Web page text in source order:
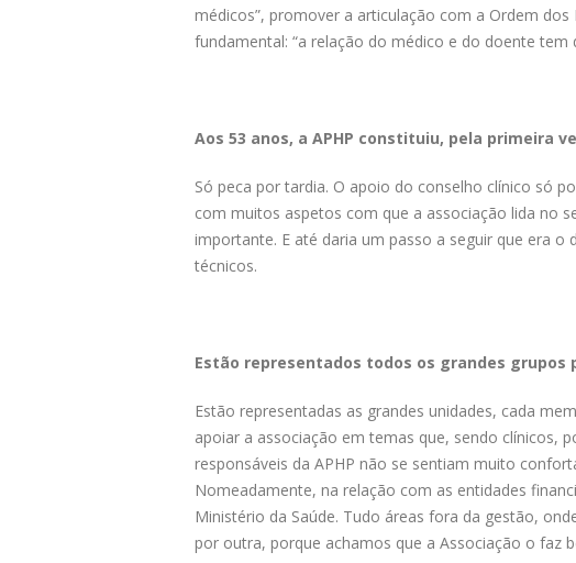
médicos”, promover a articulação com a Ordem
fundamental: “a relação do médico e do doente tem
Aos 53 anos, a APHP constituiu, pela primeira
Só peca por tardia. O apoio do conselho clínico só
com muitos aspetos com que a associação lida no
importante. E até daria um passo a seguir que era
técnicos.
Estão representados todos os grandes grupos
Estão representadas as grandes unidades, cada
apoiar a associação em temas que, sendo clínicos,
responsáveis da APHP não se sentiam muito
Nomeadamente, na relação com as entidades
Ministério da Saúde. Tudo áreas fora da gestão,
por outra, porque achamos que a Associação o faz